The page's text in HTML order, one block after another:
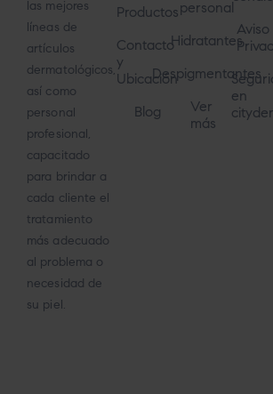
las mejores
líneas de
artículos
dermatológicos,
así como
personal
profesional,
capacitado
para brindar a
cada cliente el
tratamiento
más adecuado
al problema o
necesidad de
su piel.
Productos
Contacto
y
Ubicación
Blog
personal
Hidratantes
Despigmentantes
Ver
más
en